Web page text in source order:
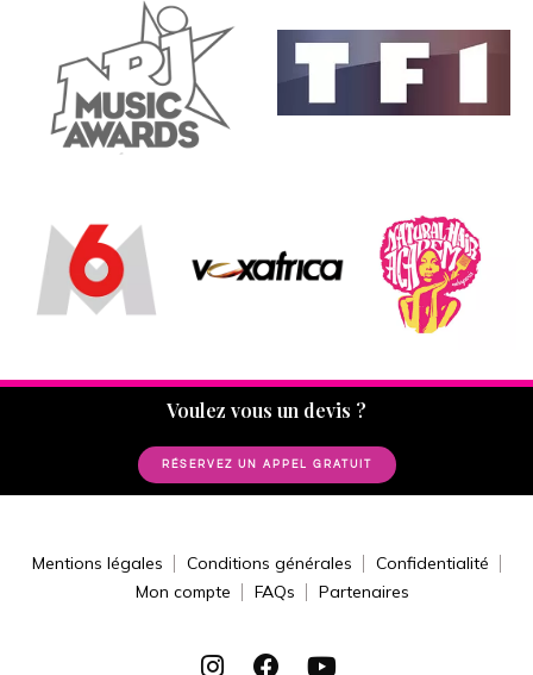
Voulez vous un devis ?
RÉSERVEZ UN APPEL GRATUIT
Mentions légales Conditions générales
Confidentialité
Mon compte
FAQs Partenaires